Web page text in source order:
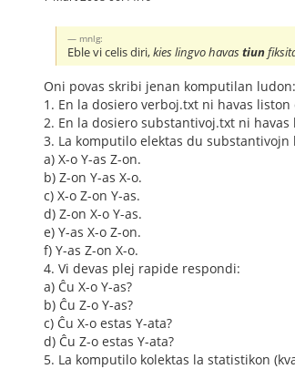
mnlg:
Eble vi celis diri,kies lingvo havastiun
Oni povas skribi jenan komputilan ludon:
1. En la dosiero verboj.txt ni havas
2. En la dosiero substantivoj.txt ni
3. La komputilo elektas du
a) X-o Y-as Z-on.
b) Z-on Y-as X-o.
c) X-o Z-on Y-as.
d) Z-on X-o Y-as.
e) Y-as X-o Z-on.
f) Y-as Z-on X-o.
4. Vi devas plej rapide respondi:
a) Ĉu X-o Y-as?
b) Ĉu Z-o Y-as?
c) Ĉu X-o estas Y-ata?
d) Ĉu Z-o estas Y-ata?
5. La komputilo kolektas la statistikon